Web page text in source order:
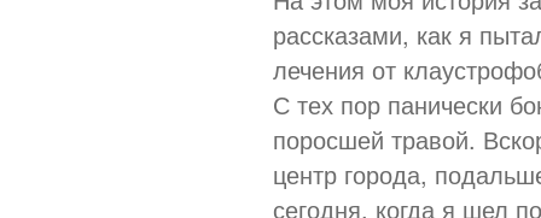
рассказами, как я
лечения от
С тех пор панически
поросшей травой.
центр города,
сегодня, когда я шел